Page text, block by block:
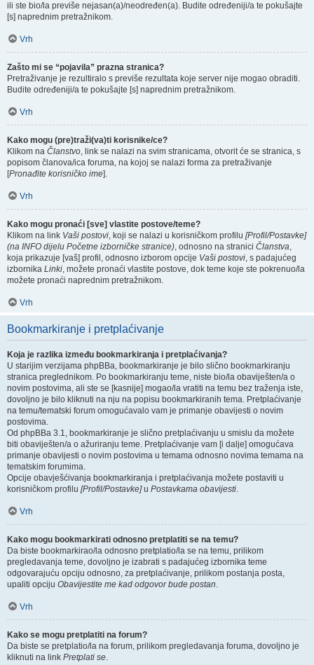
ili ste bio/la previše nejasan(a)/neodređen(a). Budite određeniji/a te pokušajte
[s] naprednim pretražnikom.
Vrh
Zašto mi se “pojavila” prazna stranica?
Pretraživanje je rezultiralo s previše rezultata koje server nije mogao obraditi.
Budite određeniji/a te pokušajte [s] naprednim pretražnikom.
Vrh
Kako mogu (pre)traži(va)ti korisnike/ce?
Klikom na Članstvo, link se nalazi na svim stranicama, otvorit će se stranica, s
popisom članova/ica foruma, na kojoj se nalazi forma za pretraživanje
[Pronađite korisničko ime].
Vrh
Kako mogu pronaći [sve] vlastite postove/teme?
Klikom na link Vaši postovi, koji se nalazi u korisničkom profilu [Profil/Postavke]
(na INFO dijelu Početne izborničke stranice), odnosno na stranici Članstva,
koja prikazuje [vaš] profil, odnosno izborom opcije Vaši postovi, s padajućeg
izbornika Linki, možete pronaći vlastite postove, dok teme koje ste pokrenuo/la
možete pronaći naprednim pretražnikom.
Vrh
Bookmarkiranje i pretplaćivanje
Koja je razlika između bookmarkiranja i pretplaćivanja?
U starijim verzijama phpBBa, bookmarkiranje je bilo slično bookmarkiranju
stranica preglednikom. Po bookmarkiranju teme, niste bio/la obaviješten/a o
novim postovima, ali ste se [kasnije] mogao/la vratiti na temu bez traženja iste,
dovoljno je bilo kliknuti na nju na popisu bookmarkiranih tema. Pretplaćivanje
na temu/tematski forum omogućavalo vam je primanje obavijesti o novim
postovima.
Od phpBBa 3.1, bookmarkiranje je slično pretplaćivanju u smislu da možete
biti obaviješten/a o ažuriranju teme. Pretplaćivanje vam [i dalje] omogućava
primanje obavijesti o novim postovima u temama odnosno novima temama na
tematskim forumima.
Opcije obavješćivanja bookmarkiranja i pretplaćivanja možete postaviti u
korisničkom profilu [Profil/Postavke]u Postavkama obavijesti.
Vrh
Kako mogu bookmarkirati odnosno pretplatiti se na temu?
Da biste bookmarkirao/la odnosno pretplatio/la se na temu, prilikom
pregledavanja teme, dovoljno je izabrati s padajućeg izbornika teme
odgovarajuću opciju odnosno, za pretplaćivanje, prilikom postanja posta,
upaliti opciju Obavijestite me kad odgovor bude postan.
Vrh
Kako se mogu pretplatiti na forum?
Da biste se pretplatio/la na forum, prilikom pregledavanja foruma, dovoljno je
kliknuti na link Pretplati se.